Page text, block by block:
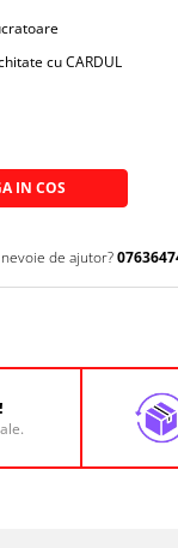
cu CARDUL
IN COS
de ajutor?